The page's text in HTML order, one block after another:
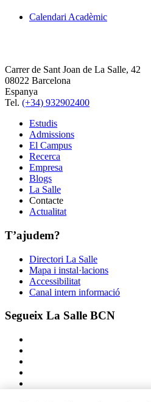
Calendari Acadèmic
Carrer de Sant Joan de La Salle, 42
08022 Barcelona
Espanya
Tel. (+34) 932902400
Estudis
Admissions
El Campus
Recerca
Empresa
Blogs
La Salle
Contacte
Actualitat
T’ajudem?
Directori La Salle
Mapa i instal·lacions
Accessibilitat
Canal intern informació
Segueix La Salle BCN